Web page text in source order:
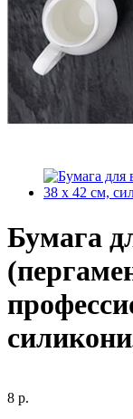
Бумага
8 р.